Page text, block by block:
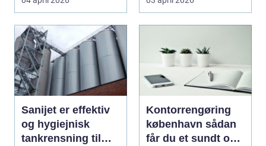
Sanijet er effektiv
og hygiejnisk
tankrensning til
Kontorrengøring
københavn sådan
får du et sundt og